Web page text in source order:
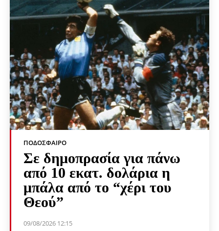
ΠΟΔΌΣΦΑΙΡΟ
Σε δημοπρασία για πάνω
από 10 εκατ. δολάρια η
μπάλα από το “χέρι του
Θεού”
09/08/2026 12:15